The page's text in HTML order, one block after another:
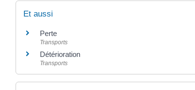
Et aussi
Perte
Transports
Détérioration
Transports